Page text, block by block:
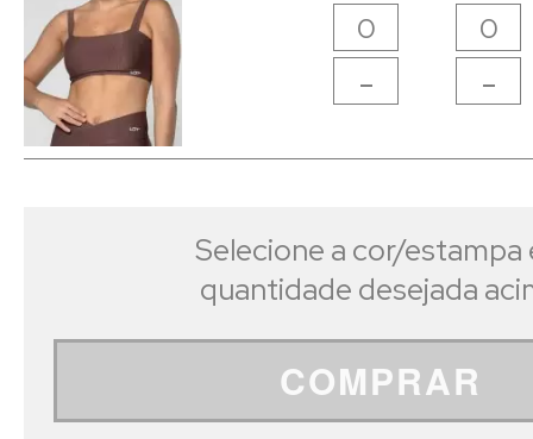
- -
Selecione a cor/estampa
quantidade desejada
COMPRAR